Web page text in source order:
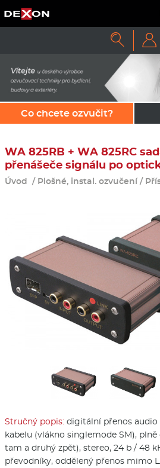
 
Co chcete ozvučit?
WA 825RB + WA 825RC
přenášeče signálu po
Úvod / Plošné, instal. ozvučení/
Stručný popis: digitální přenos
kabelu (vlákno singlemode SM),
tam a druhý zpět), stereo, 24 b / 48
převodníky, oddělený přenos mimo